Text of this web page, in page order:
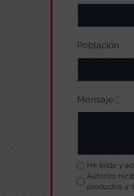
Población
Mensaje *
He leído y
Autorizo
productos y